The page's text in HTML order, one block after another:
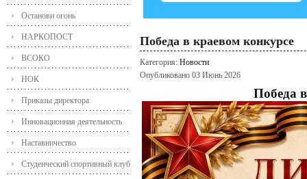
Останови огонь
НАРКОПОСТ
ВСОКО
НОК
Приказы директора
Инновационная деятельность
Наставничество
Студенческий спортивный клуб
Победа в краевом конкурсе
Категория: Новости
Опубликовано 03 Июнь 2026
Победа